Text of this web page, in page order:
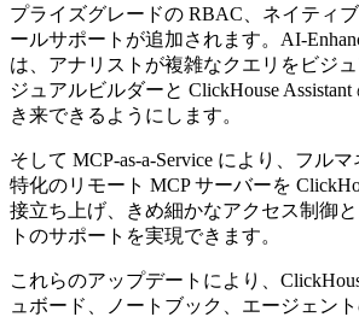
プライズグレードの RBAC、ネイティ
ールサポートが追加されます。AI-
は、アナリストが複雑なクエリをビジ
ジュアルビルダーと ClickHouse
き来できるようにします。
そして MCP-as-a-Service により、フル
特化のリモート MCP サーバーを
接立ち上げ、きめ細かなアクセス制御
トのサポートを実現できます。
これらのアップデートにより、
ュボード、ノートブック、エージェン